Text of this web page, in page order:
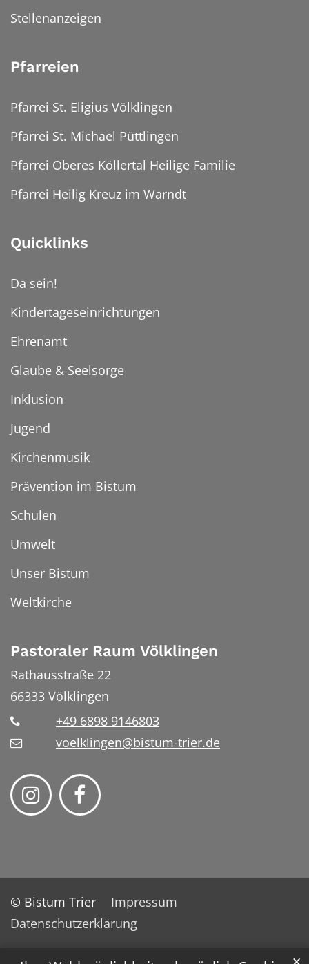
Stellenanzeigen
Pfarreien
Pfarrei St. Eligius Völklingen
Pfarrei St. Michael Püttlingen
Pfarrei Oberes Köllertal Heilige Familie
Pfarrei Heilig Kreuz im Warndt
Quicklinks
Da sein!
Kindertageseinrichtungen
Ehrenamt
Glaube & Seelsorge
Inklusion
Jugend
Kirchenmusik
Prävention im Bistum
Schulen
Umwelt
Unser Bistum
Weltkirche
Pastoraler Raum Völklingen
Rathausstraße 22
66333 Völklingen
+49 6898 9146803
voelklingen@bistum-trier.de
© Bistum Trier
Impressum
Datenschutzerklärung